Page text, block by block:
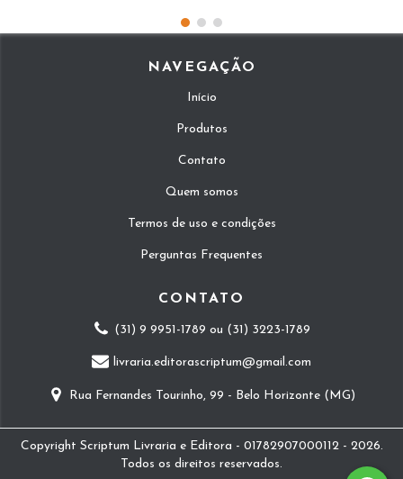
NAVEGAÇÃO
Início
Produtos
Contato
Quem somos
Termos de uso e condições
Perguntas Frequentes
CONTATO
(31) 9 9951-1789 ou (31) 3223-1789
livraria.editorascriptum@gmail.com
Rua Fernandes Tourinho, 99 - Belo Horizonte (MG)
Copyright Scriptum Livraria e Editora - 01782907000112 - 2026.
Todos os direitos reservados.